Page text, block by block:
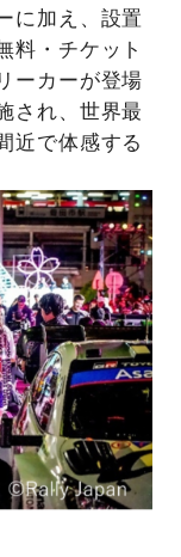
に加え、設置
料・チケット
ーカーが登場
され、世界最
近で体感する